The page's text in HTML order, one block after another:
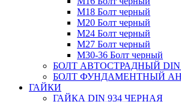
М18 Болт черный
М20 Болт черный
М24 Болт черный
М27 Болт черный
М30-36 Болт черный
БОЛТ АВТОСТРАДНЫЙ DIN
БОЛТ ФУНДАМЕНТНЫЙ
ГАЙКИ
ГАЙКА DIN 934 ЧЕРНАЯ